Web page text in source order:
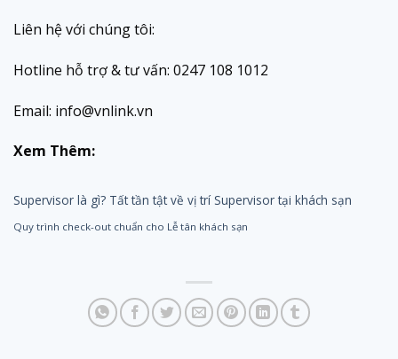
Liên hệ với chúng tôi:
Hotline hỗ trợ & tư vấn: 0247 108 1012
Email: info@vnlink.vn
Xem Thêm:
Supervisor là gì? Tất tần tật về vị trí Supervisor tại khách sạn
Quy trình check-out chuẩn cho Lễ tân khách sạn